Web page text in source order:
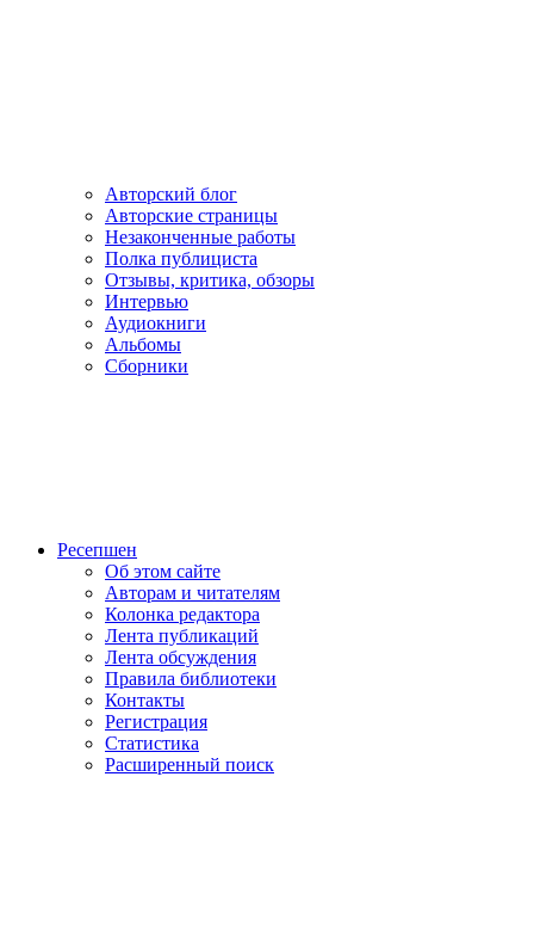
Авторский блог
Авторские страницы
Незаконченные работы
Полка публициста
Отзывы, критика, обзоры
Интервью
Аудиокниги
Альбомы
Сборники
Ресепшен
Об этом сайте
Авторам и читателям
Колонка редактора
Лента публикаций
Лента обсуждения
Правила библиотеки
Контакты
Регистрация
Статистика
Расширенный поиск